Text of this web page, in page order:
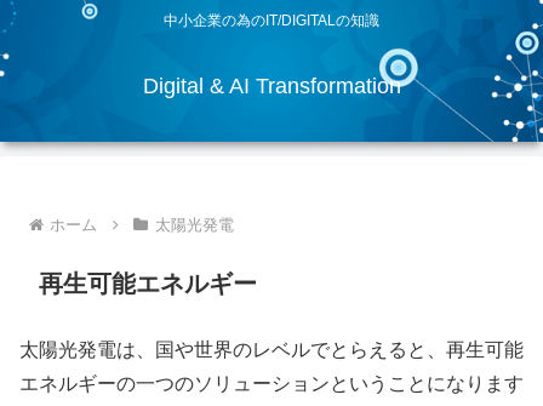
中小企業の為のIT/DIGITALの知識
Digital & AI Transformation
ホーム 太陽光発電
再生可能エネルギー
太陽光発電は、国や世界のレベルでとらえると、再生可能
エネルギーの一つのソリューションということになります